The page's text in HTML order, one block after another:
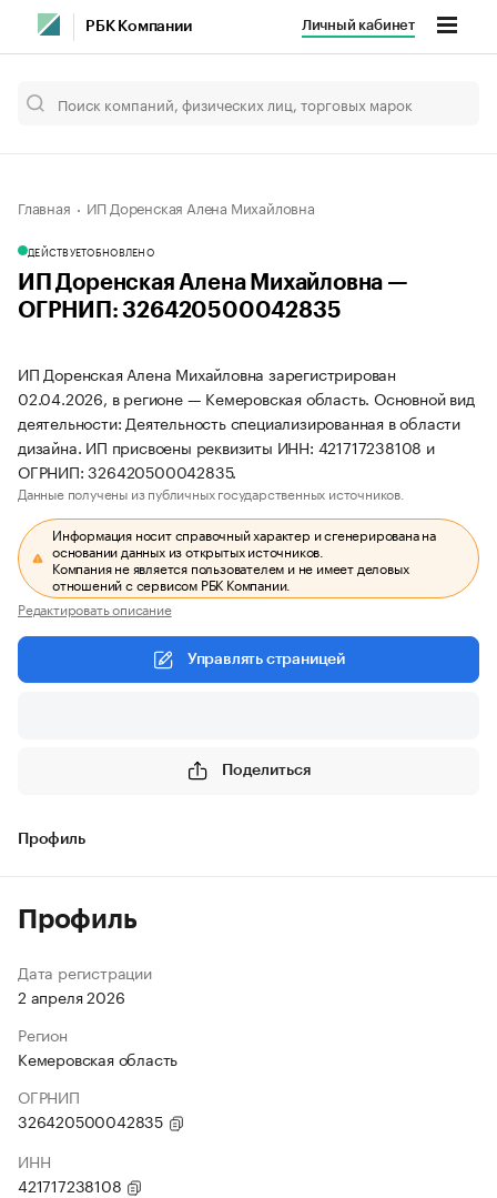
РБК Компании Личный кабинет
Главная ИП Доренская Алена Михайловна
ДЕЙСТВУЕТОБНОВЛЕНО
ИП Доренская Алена Михайловна —
ОГРНИП: 326420500042835
ИП Доренская Алена Михайловна зарегистрирован
02.04.2026, в регионе — Кемеровская область. Основной вид
деятельности: Деятельность специализированная в области
дизайна. ИП присвоены реквизиты ИНН: 421717238108 и
ОГРНИП: 326420500042835.
Данные получены из публичных государственных источников.
Информация носит справочный характер и сгенерирована на
основании данных из открытых источников.
Компания не является пользователем и не имеет деловых
отношений с сервисом РБК Компании.
Редактировать описание
Управлять страницей
Поделиться
Профиль
Профиль
Дата регистрации
2 апреля 2026
Регион
Кемеровская область
ОГРНИП
326420500042835
ИНН
421717238108